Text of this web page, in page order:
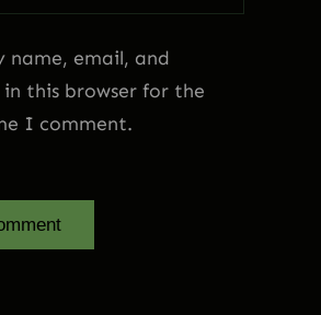
name, email, and
this browser for the
I comment.